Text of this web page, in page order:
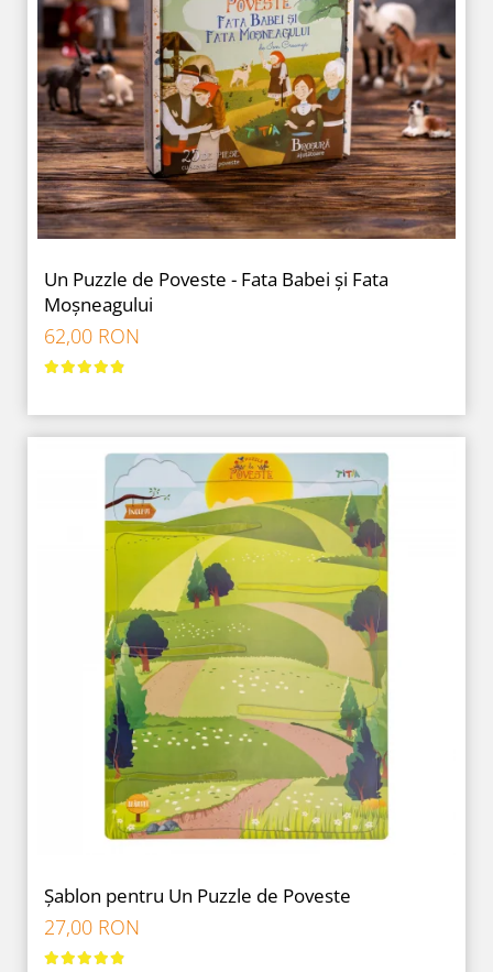
Un Puzzle de Poveste - Fata Babei și Fata
Moșneagului
62,00 RON
Șablon pentru Un Puzzle de Poveste
27,00 RON